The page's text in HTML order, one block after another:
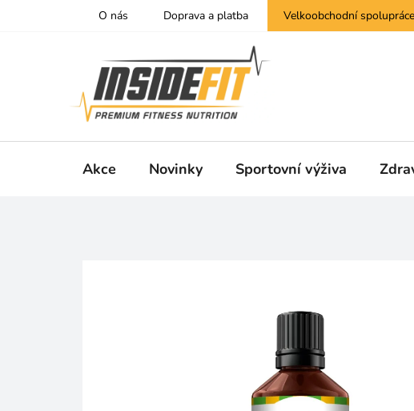
O nás Doprava a platba Velkoobchodní spolupráce
Akce Novinky Sportovní výživa